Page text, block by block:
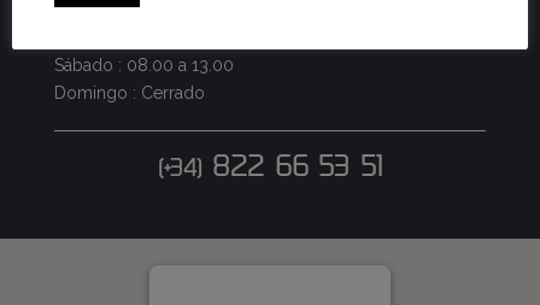
Sábado : 08.00 a 13.00
Domingo : Cerrado
(+34) 822 66 53 51